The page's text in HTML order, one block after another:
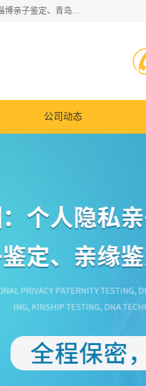
华信基因是一家专门提供亲子鉴定服务的机构，主要业务：济南亲子鉴定、临沂亲子鉴定、菏泽亲子鉴定、淄博亲子鉴定、青岛亲子鉴定、日照亲子鉴定、临朐亲子鉴定、寿光亲子鉴定等，联合广州、上海、北京、深圳、杭州、武汉、成都、合肥、贵阳、沈阳等地区有法医物证鉴定机构及基因检测公司，为国内外客户提供便捷的DNA鉴定服务。
公司动态